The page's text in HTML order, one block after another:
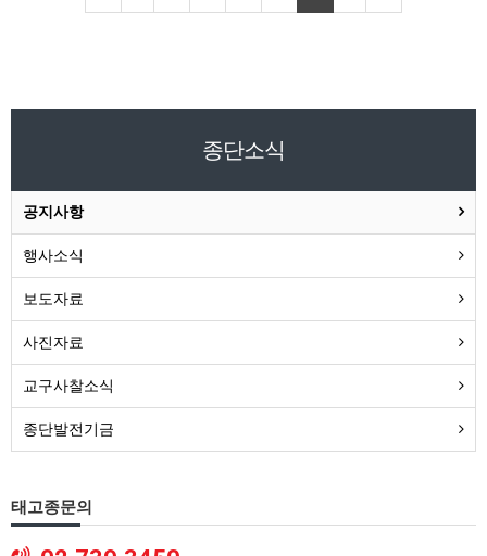
종단소식
공지사항
행사소식
보도자료
사진자료
교구사찰소식
종단발전기금
태고종문의